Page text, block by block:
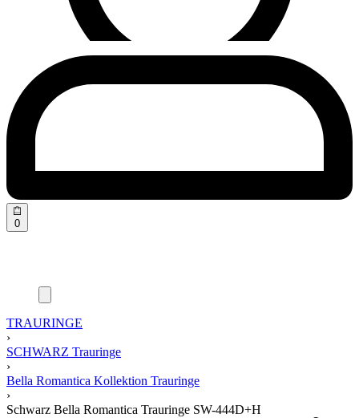
0
TRAURINGE
›
SCHWARZ Trauringe
›
Bella Romantica Kollektion Trauringe
›
Schwarz Bella Romantica Trauringe SW-444D+H